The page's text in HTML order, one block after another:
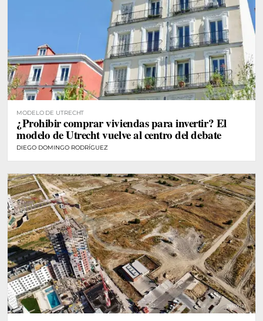
MODELO DE UTRECHT
¿Prohibir comprar viviendas para invertir? El
modelo de Utrecht vuelve al centro del debate
DIEGO DOMINGO RODRÍGUEZ